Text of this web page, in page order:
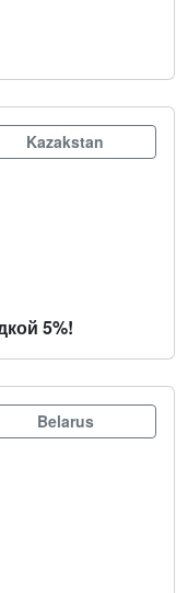
Kazakstan
5%!
Belarus